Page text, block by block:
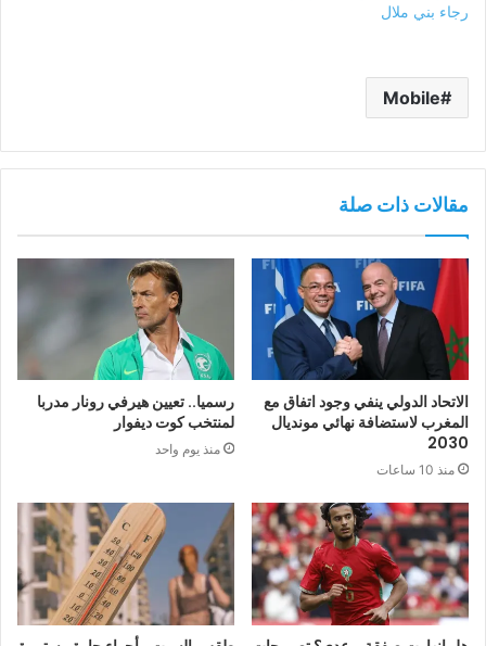
رجاء بني ملال
Mobile
مقالات ذات صلة
الاتحاد الدولي ينفي وجود اتفاق مع
المغرب لاستضافة نهائي مونديال
2030
منذ 10 ساعات
رسميا.. تعيين هيرفي رونار مدربا
لمنتخب كوت ديفوار
منذ يوم واحد